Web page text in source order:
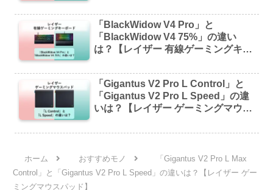
「BlackWidow V4 Pro」と
「BlackWidow V4 75%」の違い
は？【レイザー 有線ゲーミングキー
「Gigantus V2 Pro L Control」と
「Gigantus V2 Pro L Speed」の違
いは？【レイザー ゲーミングマウス
ホーム おすすめモノ
「Gigantus V2 Pro L Max
Control」と「Gigantus V2 Pro L Speed」の違いは？【レイザー ゲー
ミングマウスパッド】